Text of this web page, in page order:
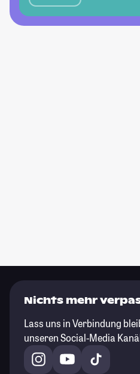
Nichts mehr
Lass uns in Verbindung
unseren Social-Media